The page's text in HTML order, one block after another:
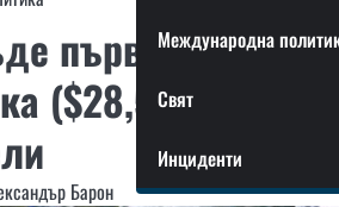
Международна
Свят
Инциденти
първата
($28,5
Барон